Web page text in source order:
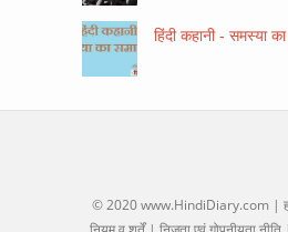
हिंदी कहानी - समस्या
© 2020www.HindiDiary.com |